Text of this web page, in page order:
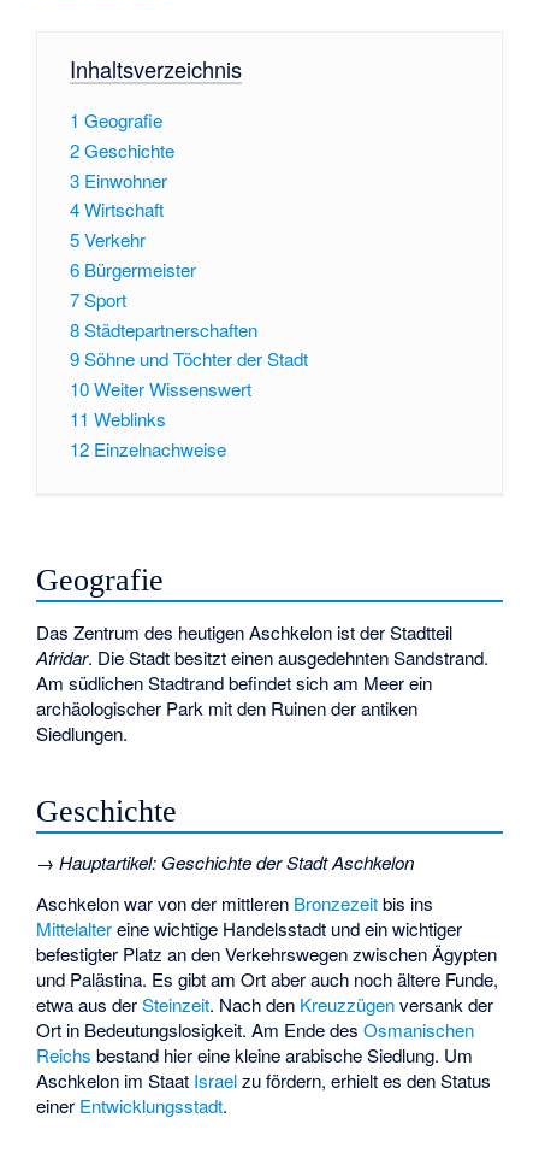
Inhaltsverzeichnis
1 Geografie
2Geschichte
3 Einwohner
4Wirtschaft
5Verkehr
6 Bürgermeister
7Sport
8Städtepartnerschaften
9Söhne und Töchter der Stadt
10Weiter Wissenswert
11 Weblinks
12 Einzelnachweise
Geografie
Das Zentrum des heutigen Aschkelon ist der Stadtteil
Afridar. Die Stadt besitzt einen ausgedehnten Sandstrand.
Am südlichen Stadtrand befindet sich am Meer ein
archäologischer Park mit den Ruinen der antiken
Siedlungen.
Geschichte
→Hauptartikel: Geschichte der Stadt Aschkelon
Aschkelon war von der mittleren Bronzezeitbis ins
Mittelaltereine wichtige Handelsstadt und ein wichtiger
befestigter Platz an den Verkehrswegen zwischen Ägypten
und Palästina. Es gibt am Ort aber auch noch ältere Funde,
etwa aus derSteinzeit. Nach den Kreuzzügenversank der
Ort in Bedeutungslosigkeit. Am Ende desOsmanischen
Reichs bestand hier eine kleine arabische Siedlung. Um
Aschkelon im Staat Israelzu fördern, erhielt es den Status
einer Entwicklungsstadt.